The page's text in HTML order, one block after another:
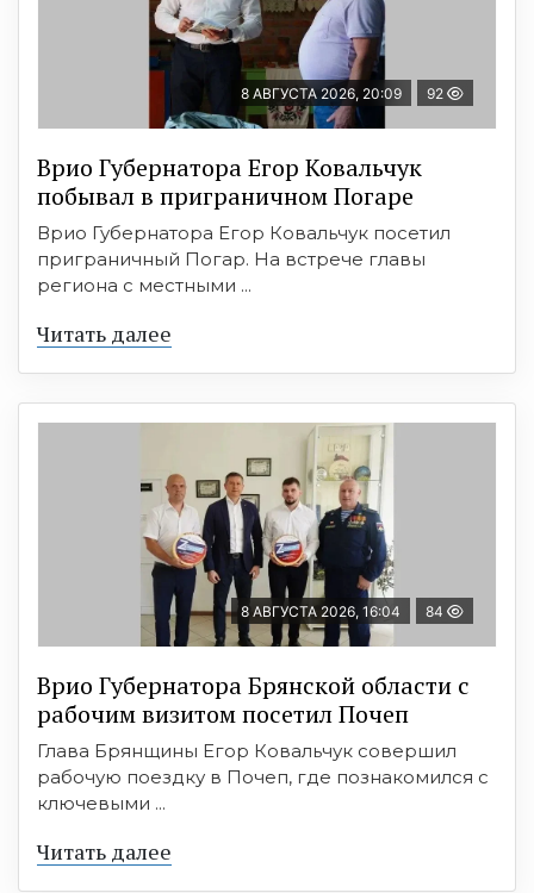
8 АВГУСТА 2026, 20:09 92
Врио Губернатора Егор Ковальчук
побывал в приграничном Погаре
Врио Губернатора Егор Ковальчук посетил
приграничный Погар. На встрече главы
региона с местными ...
Читать далее
8 АВГУСТА 2026, 16:04 84
Врио Губернатора Брянской области с
рабочим визитом посетил Почеп
Глава Брянщины Егор Ковальчук совершил
рабочую поездку в Почеп, где познакомился с
ключевыми ...
Читать далее